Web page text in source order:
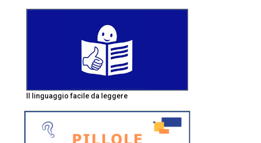
Il linguaggio facile da leggere